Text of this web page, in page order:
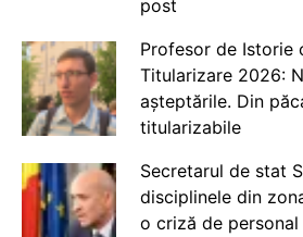
post
Profesor de Istorie
Titularizare 2026:
așteptările. Din
titularizabile
Secretarul de stat
disciplinele din
o criză de